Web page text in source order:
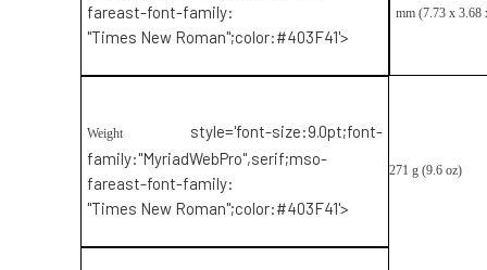
fareast-font-family:
"Times New Roman";color:#403F41'>
mm (7.73 x 3.68
Weightstyle='font-size:9.0pt;font-
family:"MyriadWebPro",serif;mso-
fareast-font-family:
"Times New Roman";color:#403F41'>
271 g (9.6 oz)